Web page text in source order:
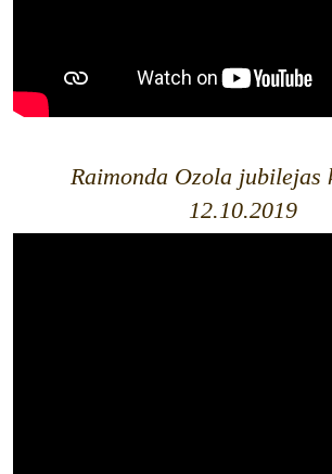
Raimonda Ozola jubilejas
12.10.2019